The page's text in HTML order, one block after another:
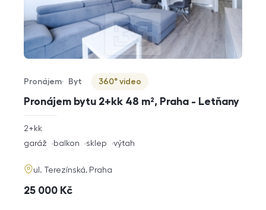
Pronájem bytu 2+kk 48 m², Praha - Letňany
Typ nabídky
Pronájem
Typ nemovitosti
Byt
Virtuální prohlídka
360° video
rozměry
2+kk
funkce
garáž balkon sklep výtah
adresa
ul. Terezínská, Praha
cena
25 000 Kč